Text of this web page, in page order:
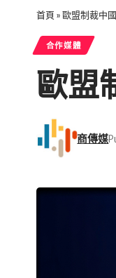
首頁 »歐盟制裁中
合作媒體
歐盟
商傳媒